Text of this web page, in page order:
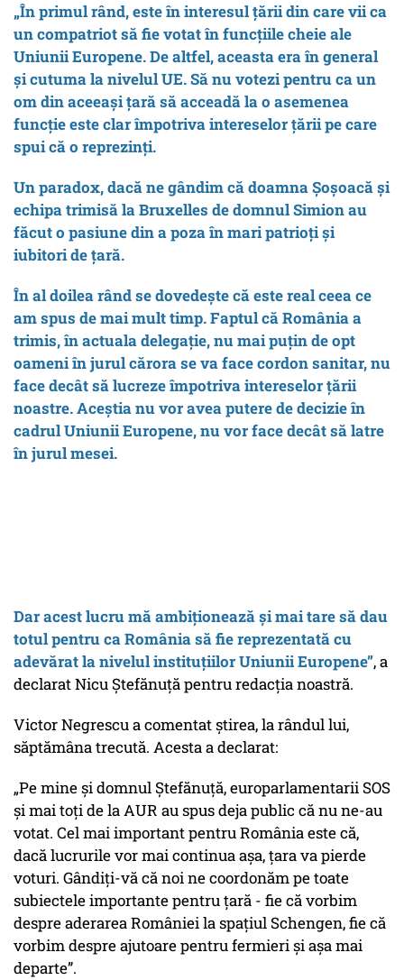
„În primul rând, este în interesul țării din care vii ca
un compatriot să fie votat în funcțiile cheie ale
Uniunii Europene. De altfel, aceasta era în general
și cutuma la nivelul UE. Să nu votezi pentru ca un
om din aceeași țară să acceadă la o asemenea
funcție este clar împotriva intereselor țării pe care
spui că o reprezinți.
Un paradox, dacă ne gândim că doamna Șoșoacă și
echipa trimisă la Bruxelles de domnul Simion au
făcut o pasiune din a poza în mari patrioți și
iubitori de țară.
În al doilea rând se dovedește că este real ceea ce
am spus de mai mult timp. Faptul că România a
trimis, în actuala delegație, nu mai puțin de opt
oameni în jurul cărora se va face cordon sanitar, nu
face decât să lucreze împotriva intereselor țării
noastre. Aceștia nu vor avea putere de decizie în
cadrul Uniunii Europene, nu vor face decât să latre
în jurul mesei.
Dar acest lucru mă ambiționează și mai tare să dau
totul pentru ca România să fie reprezentată cu
adevărat la nivelul instituțiilor Uniunii Europene”, a
declarat Nicu Ștefănuță pentru redacția noastră.
Victor Negrescu a comentat știrea, la rândul lui,
săptămâna trecută. Acesta a declarat:
„Pe mine și domnul Ștefănuță, europarlamentarii SOS
și mai toți de la AUR au spus deja public că nu ne-au
votat. Cel mai important pentru România este că,
dacă lucrurile vor mai continua așa, țara va pierde
voturi. Gândiți-vă că noi ne coordonăm pe toate
subiectele importante pentru țară - fie că vorbim
despre aderarea României la spațiul Schengen, fie că
vorbim despre ajutoare pentru fermieri și așa mai
departe”.